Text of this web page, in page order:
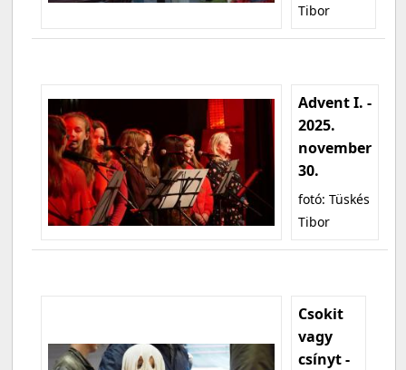
Tibor
Advent I. -
2025.
november
30.
fotó: Tüskés
Tibor
Csokit
vagy
csínyt -